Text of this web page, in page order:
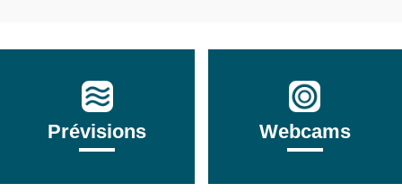
Prévisions Webcams